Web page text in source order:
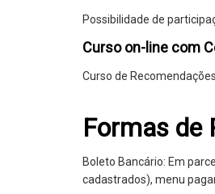
Possibilidade de
Curso on-line com
Curso de
Formas de
Boleto Bancário: Em
cadastrados), menu